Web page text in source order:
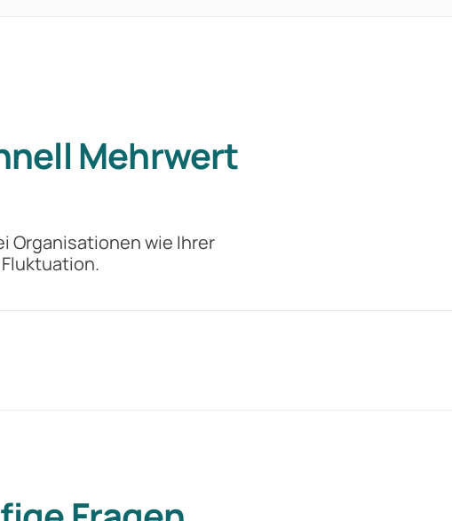
Mehrwert
Organisationen wie Ihrer
erkannt
100 %